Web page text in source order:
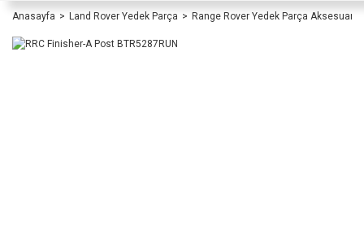
Anasayfa Land Rover Yedek Parça Range Rover Yedek Parça Aksesuar